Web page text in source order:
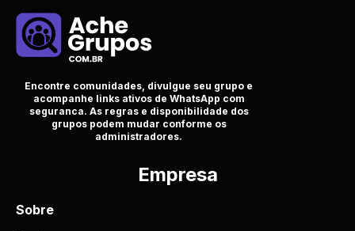
Encontre comunidades, divulgue seu grupo e
acompanhe links ativos de WhatsApp com
seguranca. As regras e disponibilidade dos
grupos podem mudar conforme os
administradores.
Empresa
Sobre